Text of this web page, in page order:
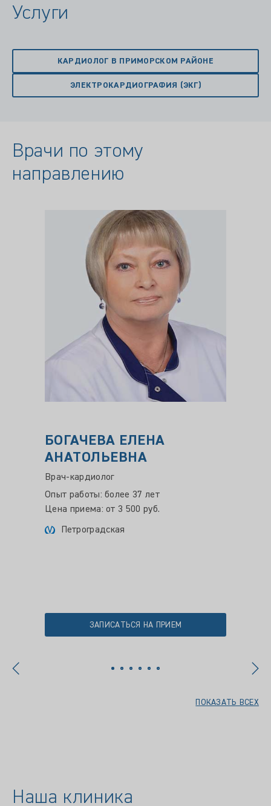
Услуги
КАРДИОЛОГ В ПРИМОРСКОМ РАЙОНЕ
ЭЛЕКТРОКАРДИОГРАФИЯ (ЭКГ)
Врачи по этому
направлению
БОГАЧЕВА ЕЛЕНА
АНАТОЛЬЕВНА
Врач-кардиолог
Опыт работы: более 37 лет
Цена приема: от 3 500 руб.
Петроградская
ЗАПИСАТЬСЯ НА ПРИЕМ
ПОКАЗАТЬ ВСЕХ
Наша клиника